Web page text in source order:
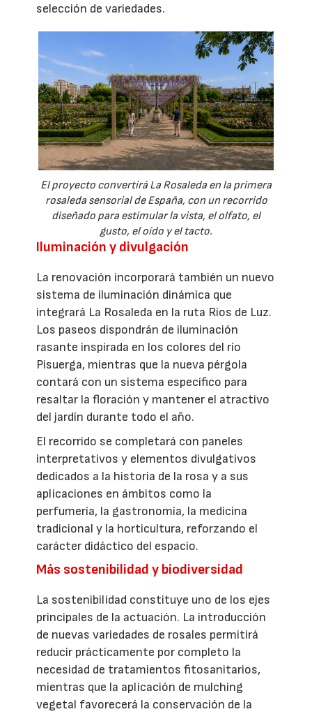
selección de variedades.
El proyecto convertirá La Rosaleda en la primera
rosaleda sensorial de España, con un recorrido
diseñado para estimular la vista, el olfato, el
gusto, el oído y el tacto.
Iluminación y divulgación
La renovación incorporará también un nuevo
sistema de iluminación dinámica que
integrará La Rosaleda en la ruta Ríos de Luz.
Los paseos dispondrán de iluminación
rasante inspirada en los colores del río
Pisuerga, mientras que la nueva pérgola
contará con un sistema específico para
resaltar la floración y mantener el atractivo
del jardín durante todo el año.
El recorrido se completará con paneles
interpretativos y elementos divulgativos
dedicados a la historia de la rosa y a sus
aplicaciones en ámbitos como la
perfumería, la gastronomía, la medicina
tradicional y la horticultura, reforzando el
carácter didáctico del espacio.
Más sostenibilidad y biodiversidad
La sostenibilidad constituye uno de los ejes
principales de la actuación. La introducción
de nuevas variedades de rosales permitirá
reducir prácticamente por completo la
necesidad de tratamientos fitosanitarios,
mientras que la aplicación de mulching
vegetal favorecerá la conservación de la